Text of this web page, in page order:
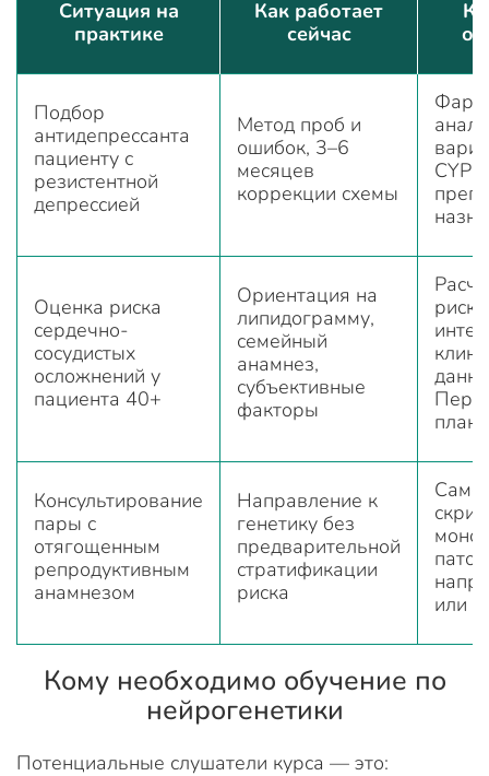
Ситуация на
практике
Как работает
сейчас
Подбор
антидепрессанта
пациенту с
резистентной
депрессией
Метод проб и
ошибок, 3–6
месяцев
коррекции схемы
Оценка риска
сердечно-
сосудистых
осложнений у
пациента 40+
Ориентация на
липидограмму,
семейный
анамнез,
субъективные
факторы
план
Консультирование
пары с
отягощенным
репродуктивным
анамнезом
Направление к
генетику без
предварительной
стратификации
риска
или
Кому необходимо обучение по
нейрогенетики
Потенциальные слушатели курса — это: